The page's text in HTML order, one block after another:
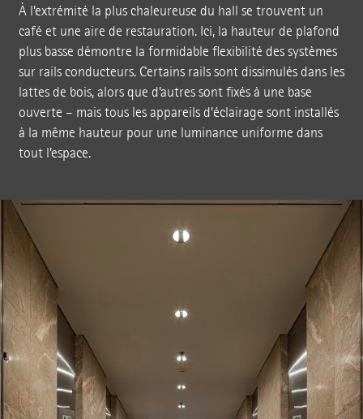
À l’extrémité la plus chaleureuse du hall se trouvent un
café et une aire de restauration. Ici, la hauteur de plafond
plus basse démontre la formidable flexibilité des systèmes
sur rails conducteurs. Certains rails sont dissimulés dans les
lattes de bois, alors que d’autres sont fixés à une base
ouverte – mais tous les appareils d’éclairage sont installés
à la même hauteur pour une luminance uniforme dans
tout l’espace.